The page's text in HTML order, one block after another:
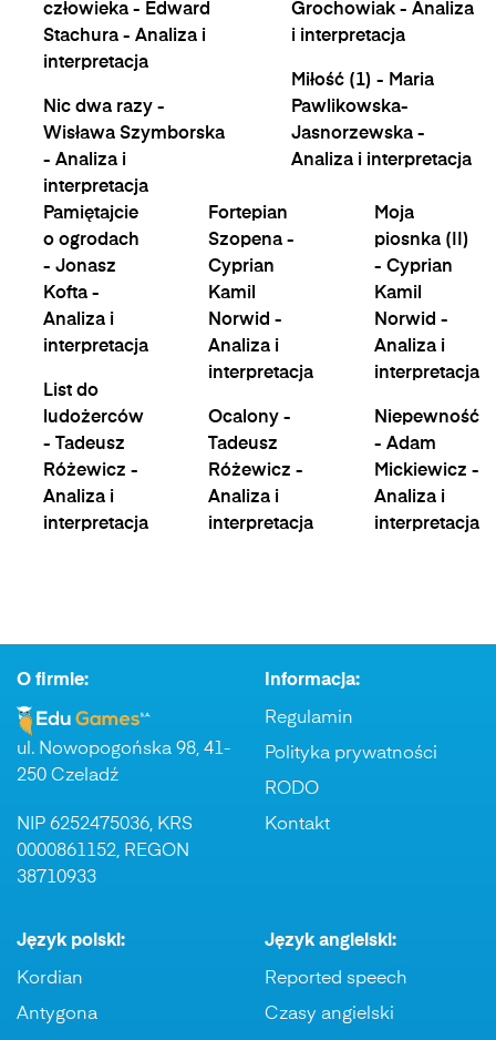
człowieka - Edward
Stachura - Analiza i
interpretacja
Nic dwa razy -
Wisława Szymborska
- Analiza i
interpretacja
Grochowiak - Analiza
i interpretacja
Miłość (1) - Maria
Pawlikowska-
Jasnorzewska -
Analiza i interpretacja
Pamiętajcie
o ogrodach
- Jonasz
Kofta -
Analiza i
interpretacja
List do
ludożerców
- Tadeusz
Różewicz -
Analiza i
interpretacja
Fortepian
Szopena -
Cyprian
Kamil
Norwid -
Analiza i
interpretacja
Ocalony -
Tadeusz
Różewicz -
Analiza i
interpretacja
Moja
piosnka (II)
- Cyprian
Kamil
Norwid -
Analiza i
interpretacja
Niepewność
- Adam
Mickiewicz -
Analiza i
interpretacja
O firmie:
ul. Nowopogońska 98, 41-
250 Czeladź
NIP 6252475036, KRS
0000861152, REGON
38710933
Informacja:
Regulamin
Polityka prywatności
RODO
Kontakt
Język polski:
Kordian
Antygona
Język angielski:
Reported speech
Czasy angielski